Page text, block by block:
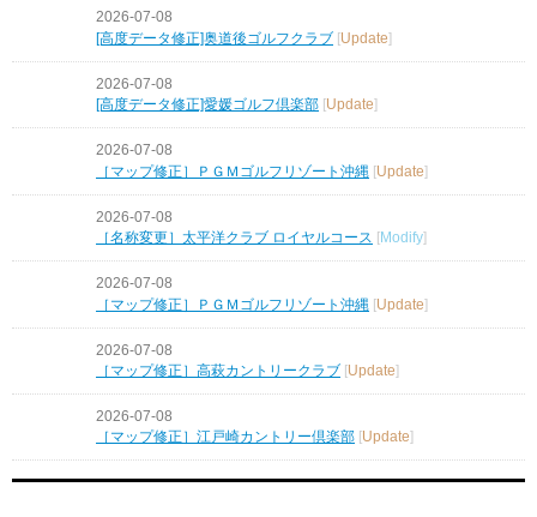
2026-07-08
[高度データ修正]奥道後ゴルフクラブ [Update]
2026-07-08
[高度データ修正]愛媛ゴルフ倶楽部 Update
2026-07-08
［マップ修正］ＰＧＭゴルフリゾート沖縄 [Update]
2026-07-08
［名称変更］太平洋クラブ ロイヤルコース [Modify]
2026-07-08
［マップ修正］ＰＧＭゴルフリゾート沖縄 [Update]
2026-07-08
［マップ修正］高萩カントリークラブ [Update]
2026-07-08
［マップ修正］江戸崎カントリー倶楽部 Update